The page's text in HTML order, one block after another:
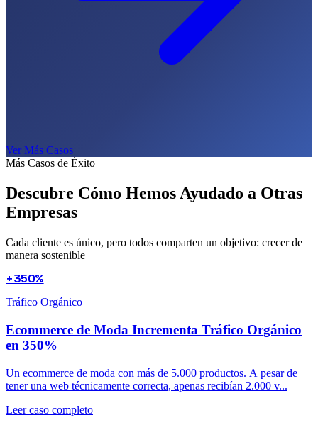
Ver Más Casos
Más Casos de Éxito
Descubre Cómo Hemos Ayudado a Otras
Empresas
Cada cliente es único, pero todos comparten un objetivo: crecer de
manera sostenible
+350%
Tráfico Orgánico
Ecommerce de Moda Incrementa Tráfico Orgánico
en 350%
Un ecommerce de moda con más de 5.000 productos. A pesar de
tener una web técnicamente correcta, apenas recibían 2.000 v...
Leer caso completo